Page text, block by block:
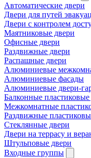
Автоматические двери
Двери для путей
Двери с контролем
Маятниковые двери
Офисные двери
Раздвижные двери
Распашные двери
Алюминиевые
Алюминиевые фасады
Алюминиевые двери-
Балконные пластиковые
Межкомнатные
Раздвижные
Стеклянные двери
Двери на террасу и
Штульповые двери
Входные группы